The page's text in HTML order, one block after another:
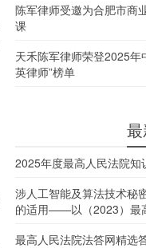
陈军律师受邀为合肥市商
课
天禾陈军律师荣登2025
英律师”榜单
2025年度最高人民法院
涉人工智能及算法技术秘
的适用——以（2023）最
最高人民法院法答网精